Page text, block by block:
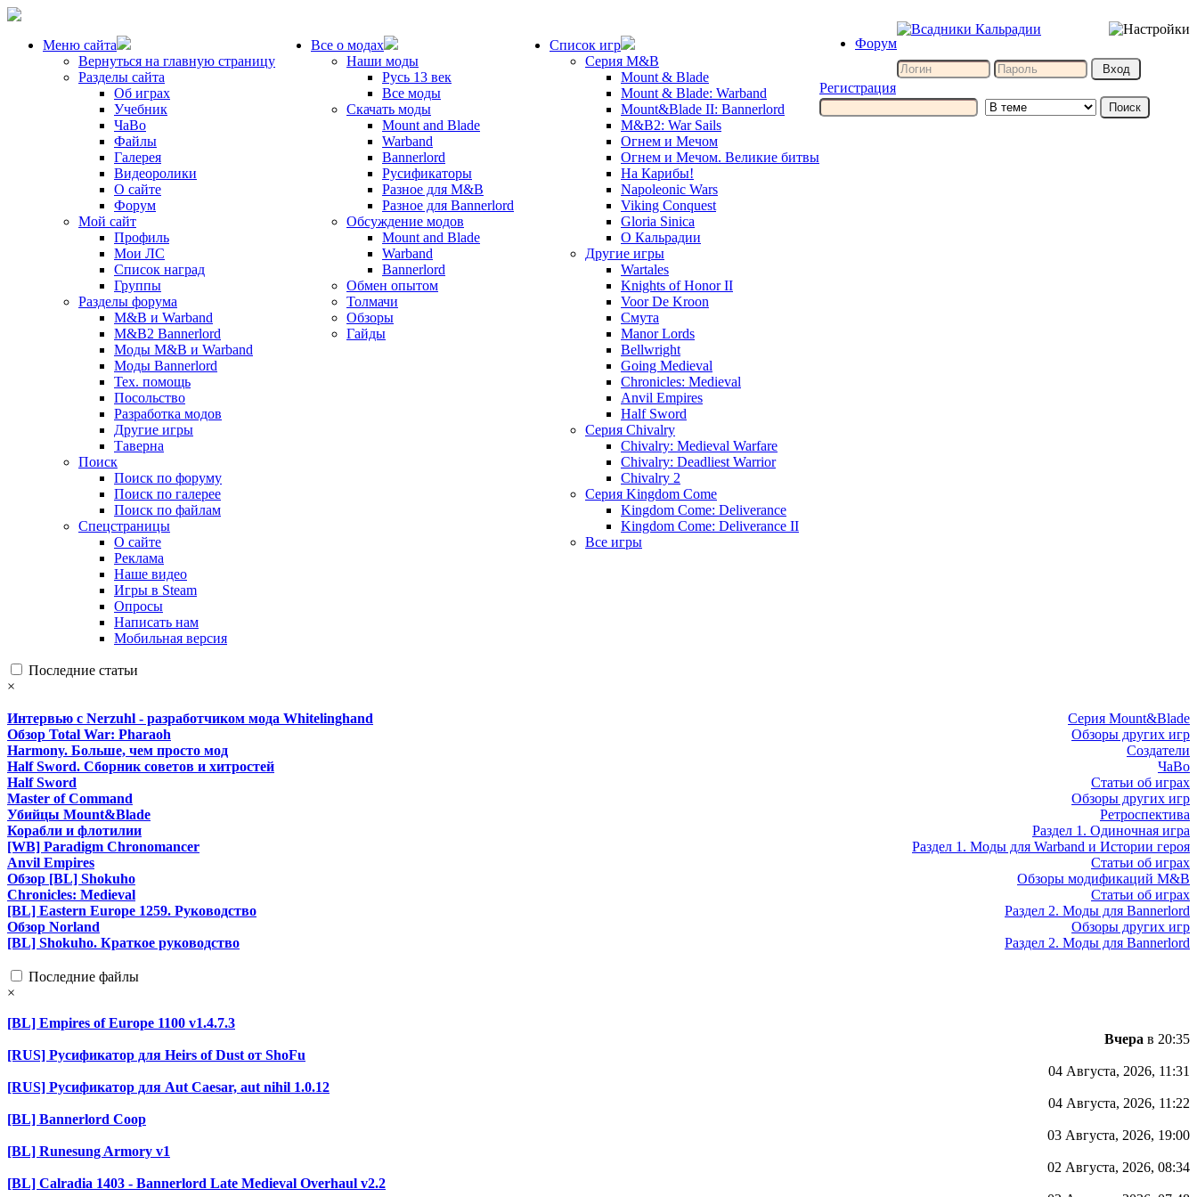
Меню сайта
Вернуться на главную страницу
Разделы сайта
Об играх
Учебник
ЧаВо
Файлы
Галерея
Видеоролики
О сайте
Форум
Мой сайт
Профиль
Мои ЛС
Список наград
Группы
Разделы форума
M&B и Warband
M&B2 Bannerlord
Моды M&B и Warband
Моды Bannerlord
Тех. помощь
Посольство
Разработка модов
Другие игры
Таверна
Поиск
Поиск по форуму
Поиск по галерее
Поиск по файлам
Спецстраницы
О сайте
Реклама
Наше видео
Игры в Steam
Опросы
Написать нам
Мобильная версия
Все о модах
Наши моды
Русь 13 век
Все моды
Скачать моды
Mount and Blade
Warband
Bannerlord
Русификаторы
Разное для M&B
Разное для Bannerlord
Обсуждение модов
Mount and Blade
Warband
Bannerlord
Обмен опытом
Толмачи
Обзоры
Гайды
Список игр
Серия M&B
Mount & Blade
Mount & Blade: Warband
Mount&Blade II: Bannerlord
M&B2: War Sails
Огнем и Мечом
Огнем и Мечом. Великие битвы
На Карибы!
Napoleonic Wars
Viking Conquest
Gloria Sinica
О Кальрадии
Другие игры
Wartales
Knights of Honor II
Voor De Kroon
Смута
Manor Lords
Bellwright
Going Medieval
Chronicles: Medieval
Anvil Empires
Half Sword
Серия Chivalry
Chivalry: Medieval Warfare
Chivalry: Deadliest Warrior
Chivalry 2
Серия Kingdom Come
Kingdom Come: Deliverance
Kingdom Come: Deliverance II
Все игры
Форум
Регистрация
Последние статьи
×
Серия Mount&Blade
Интервью с Nerzuhl - разработчиком мода Whitelinghand
Обзоры других игр
Обзор Total War: Pharaoh
Создатели
Harmony. Больше, чем просто мод
ЧаВо
Half Sword. Сборник советов и хитростей
Статьи об играх
Half Sword
Обзоры других игр
Master of Command
Ретроспектива
Убийцы Mount&Blade
Раздел 1. Одиночная игра
Корабли и флотилии
Раздел 1. Моды для Warband и Истории героя
[WB] Paradigm Chronomancer
Статьи об играх
Anvil Empires
Обзоры модификаций M&B
Обзор [BL] Shokuho
Статьи об играх
Chronicles: Medieval
Раздел 2. Моды для Bannerlord
[BL] Eastern Europe 1259. Руководство
Обзоры других игр
Обзор Norland
Раздел 2. Моды для Bannerlord
[BL] Shokuho. Краткое руководство
Последние файлы
×
[BL] Empires of Europe 1100 v1.4.7.3
Вчера в 20:35
[RUS] Русификатор для Heirs of Dust от ShoFu
04 Августа, 2026, 11:31
[RUS] Русификатор для Aut Caesar, aut nihil 1.0.12
04 Августа, 2026, 11:22
[BL] Bannerlord Coop
03 Августа, 2026, 19:00
[BL] Runesung Armory v1
02 Августа, 2026, 08:34
[BL] Calradia 1403 - Bannerlord Late Medieval Overhaul v2.2